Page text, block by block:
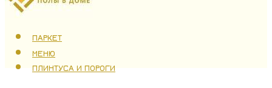
ТЕПЛЫЙ ПОЛ
ПАРКЕТ
ПЛИНТУСА И ПОРОГИ
МЕНЮ